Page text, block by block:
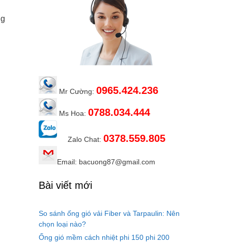
Mr Cường: 0965.424.236
Ms Hoa: 0788.034.444
Zalo Chat: 0378.559.805
Email: bacuong87@gmail.com
Bài viết mới
So sánh ống gió vải Fiber và Tarpaulin: Nên
chọn loại nào?
Ống gió mềm cách nhiệt phi 150 phi 200